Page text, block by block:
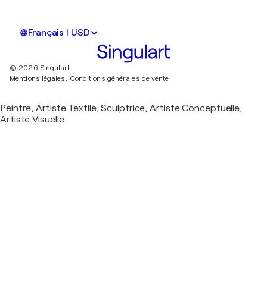
Français | USD
© 2026 Singulart
Mentions légales. Conditions générales de vente
Peintre, Artiste Textile, Sculptrice, Artiste Conceptuelle,
Artiste Visuelle